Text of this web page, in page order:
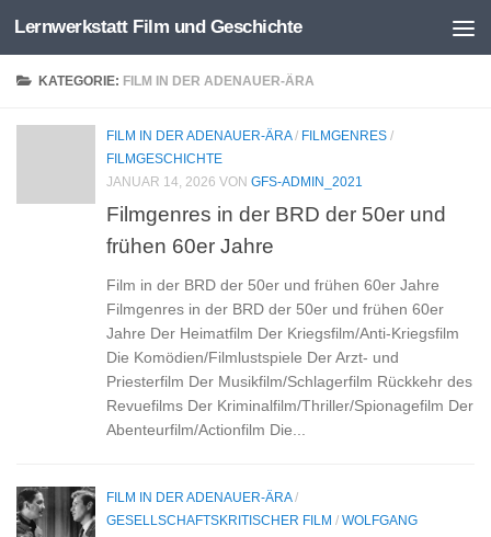
Zum Inhalt springen
Lernwerkstatt Film und Geschichte
KATEGORIE: FILM IN DER ADENAUER-ÄRA
FILM IN DER ADENAUER-ÄRA/ FILMGENRES /
FILMGESCHICHTE
JANUAR 14, 2026 VON GFS-ADMIN_2021
Filmgenres in der BRD der 50er und
frühen 60er Jahre
Film in der BRD der 50er und frühen 60er Jahre
Filmgenres in der BRD der 50er und frühen 60er
Jahre Der Heimatfilm Der Kriegsfilm/Anti-Kriegsfilm
Die Komödien/Filmlustspiele Der Arzt- und
Priesterfilm Der Musikfilm/Schlagerfilm Rückkehr des
Revuefilms Der Kriminalfilm/Thriller/Spionagefilm Der
Abenteurfilm/Actionfilm Die...
FILM IN DER ADENAUER-ÄRA/
GESELLSCHAFTSKRITISCHER FILM / WOLFGANG